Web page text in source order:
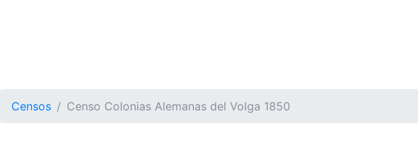
Censos Censo Colonias Alemanas del Volga 1850